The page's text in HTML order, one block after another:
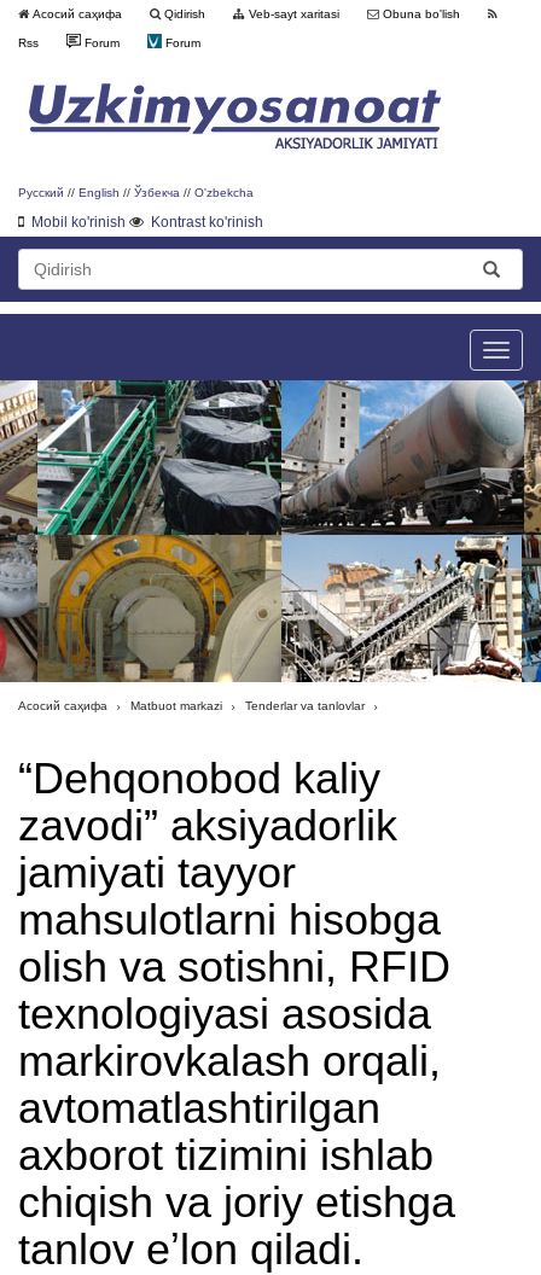
Асосий саҳифа Qidirish Veb-sayt xaritasi Obuna bo'lish
Rss Forum Forum
Русский // English // Ўзбекча // O'zbekcha
Mobil ko'rinish Kontrast ko'rinish
Toggle
Асосий саҳифа Matbuot markazi Tenderlar va tanlovlar
“Dehqonobod kaliy
zavodi” aksiyadorlik
jamiyati tayyor
mahsulotlarni hisobga
olish va sotishni, RFID
texnologiyasi asosida
markirovkalash orqali,
avtomatlashtirilgan
axborot tizimini ishlab
chiqish va joriy etishga
tanlov eʼlon qiladi.